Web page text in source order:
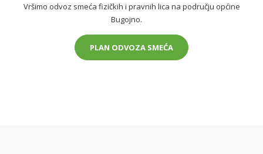
Vršimo odvoz smeća fizičkih i pravnih lica na području općine
Bugojno.
PLAN ODVOZA SMEĆA